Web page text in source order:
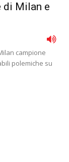
di Milan e
campione
polemiche su